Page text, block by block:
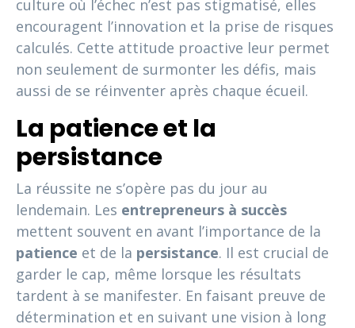
culture où l’échec n’est pas stigmatisé, elles
encouragent l’innovation et la prise de risques
calculés. Cette attitude proactive leur permet
non seulement de surmonter les défis, mais
aussi de se réinventer après chaque écueil.
La patience et la
persistance
La réussite ne s’opère pas du jour au
lendemain. Les entrepreneurs à succès
mettent souvent en avant l’importance de la
patience et de la persistance. Il est crucial de
garder le cap, même lorsque les résultats
tardent à se manifester. En faisant preuve de
détermination et en suivant une vision à long